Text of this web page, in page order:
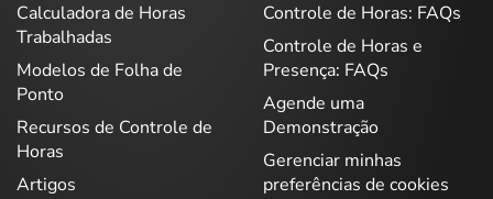
Calculadora de Horas
Trabalhadas
Modelos de Folha de
Ponto
Recursos de Controle de
Horas
Artigos
Controle de Horas: FAQs
Controle de Horas e
Presença: FAQs
Agende uma
Demonstração
Gerenciar minhas
preferências de cookies